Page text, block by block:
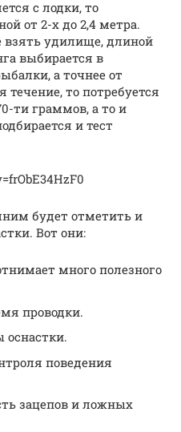
с лодки, то
от 2-х до 2,4 метра.
взять удилище, длиной
выбирается в
а точнее от
то потребуется
ти граммов, а то и
и тест
будет отметить и
Вот они:
много полезного
проводки.
оснастки.
поведения
зацепов и ложных